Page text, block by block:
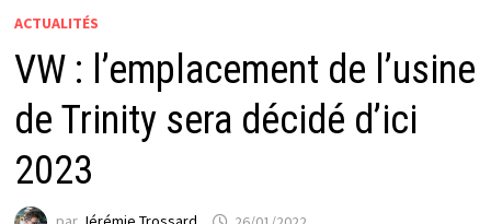
ACTUALITÉS
VW : l’emplacement de l’usine
de Trinity sera décidé d’ici
2023